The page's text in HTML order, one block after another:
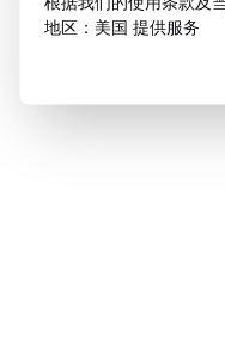
地区：美国 提供服务